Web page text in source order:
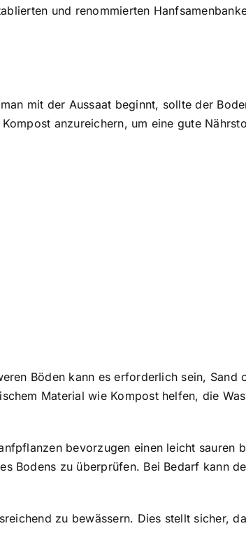
und renommierten
mit der Aussaat beginnt, sollte der
anzureichern, um eine gute
Böden kann es erforderlich sein, Sand
Material wie Kompost helfen, die
bevorzugen einen leicht sauren
Bodens zu überprüfen. Bei Bedarf kann
zu bewässern. Dies stellt sicher,